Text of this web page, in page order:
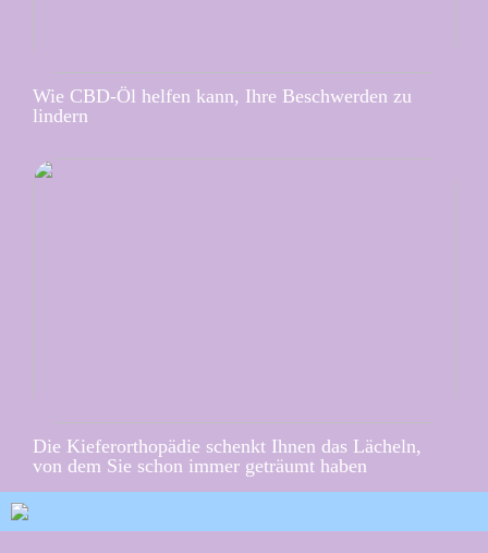
Wie CBD-Öl helfen kann, Ihre Beschwerden zu
lindern
Die Kieferorthopädie schenkt Ihnen das Lächeln,
von dem Sie schon immer geträumt haben